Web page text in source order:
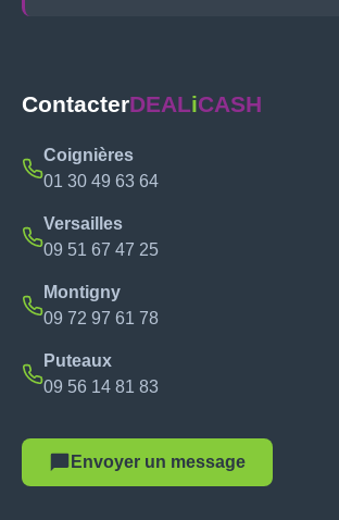
ContacterDEALiCASH
Coignières
01 30 49 63 64
Versailles
09 51 67 47 25
Montigny
09 72 97 61 78
Puteaux
09 56 14 81 83
Envoyer un message